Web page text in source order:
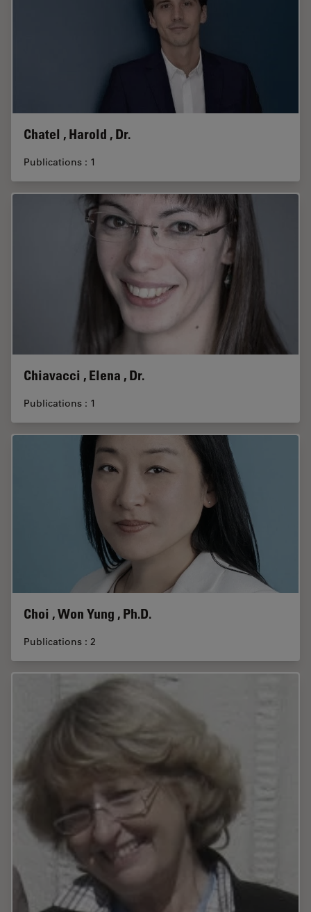
Chatel , Harold , Dr.
Publications : 1
Chiavacci , Elena , Dr.
Publications : 1
Choi , Won Yung , Ph.D.
Publications : 2